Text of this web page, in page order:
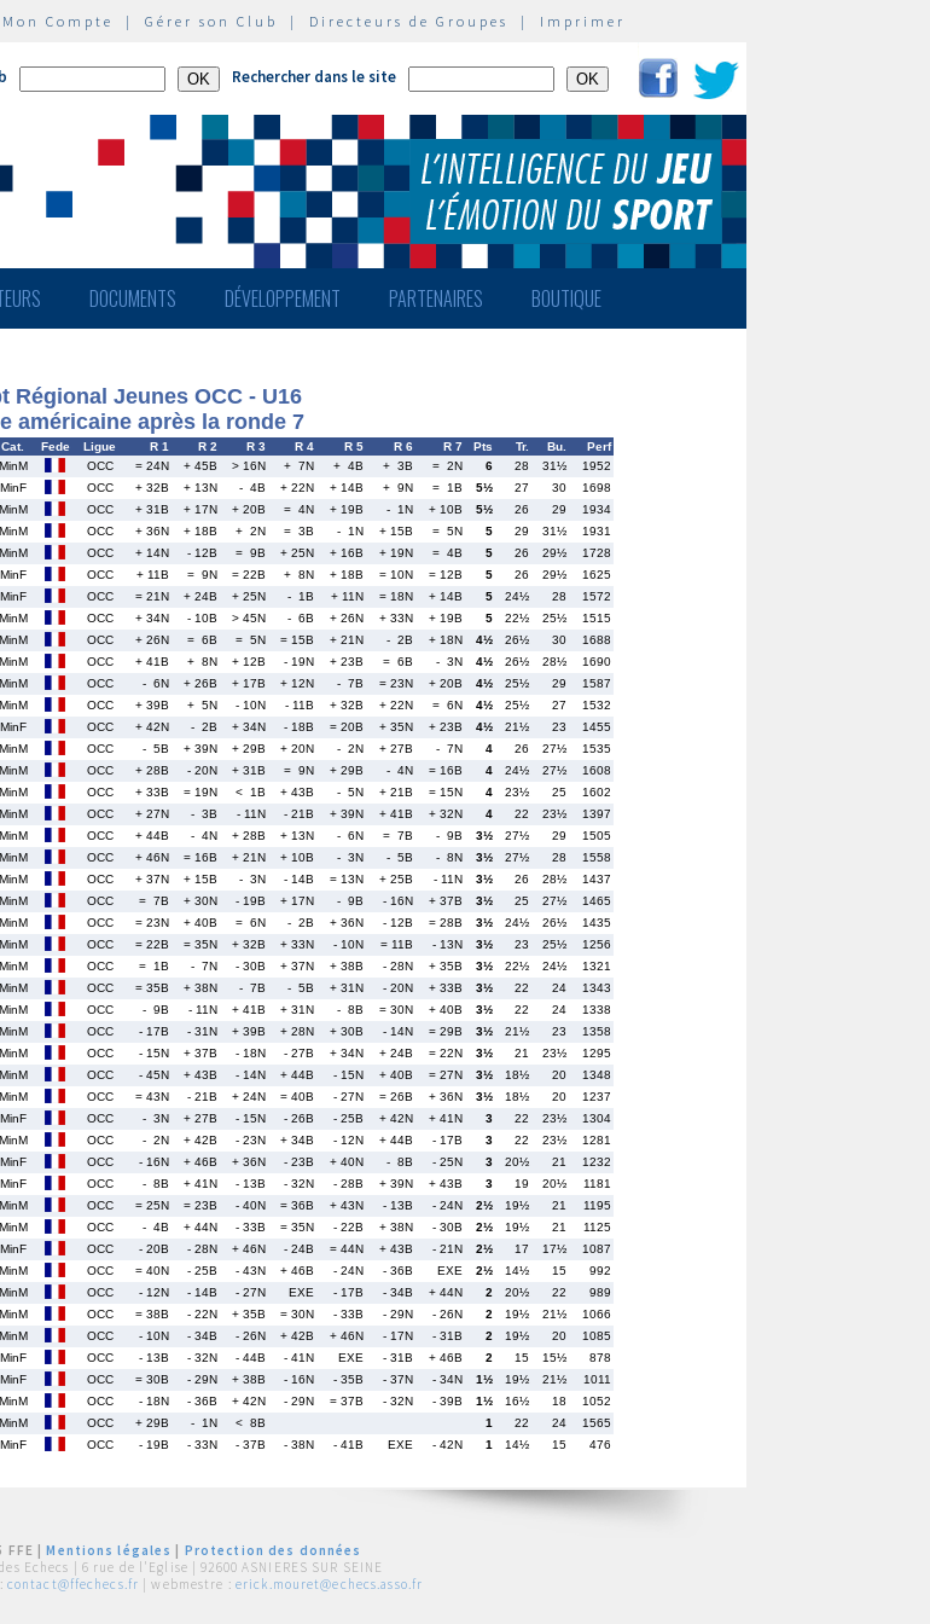
Mon Compte | Gérer son Club | Directeurs de Groupes | Imprimer
Rechercher dans le site
DOCUMENTS DÉVELOPPEMENT PARTENAIRES BOUTIQUE
Régional Jeunes OCC - U16
américaine après la ronde 7
Cat. Fede Ligue R 1 R 2 R 3 R 4 R 5 R 6 R 7 Pts Tr. Bu.
Perf
MinM OCC = 24N + 45B > 16N + 7N + 4B + 3B = 2N 6 28 31½
1952
MinF OCC + 32B + 13N - 4B + 22N + 14B + 9N = 1B 5½ 27 30
1698
MinM OCC + 31B + 17N + 20B = 4N + 19B - 1N + 10B 5½ 26 29
1934
MinM OCC + 36N + 18B + 2N = 3B - 1N + 15B = 5N 5 29 31½
1931
MinM OCC + 14N - 12B = 9B + 25N + 16B + 19N = 4B 5 26 29½
1728
MinF OCC + 11B = 9N = 22B + 8N + 18B = 10N = 12B 5 26 29½
1625
MinF OCC = 21N + 24B + 25N - 1B + 11N = 18N + 14B 5 24½ 28
1572
MinM OCC + 34N - 10B > 45N - 6B + 26N + 33N + 19B 5 22½ 25½
1515
MinM OCC + 26N = 6B = 5N = 15B + 21N - 2B + 18N 4½ 26½ 30
1688
MinM OCC + 41B + 8N + 12B - 19N + 23B = 6B - 3N 4½ 26½ 28½
1690
MinM OCC - 6N + 26B + 17B + 12N - 7B = 23N + 20B 4½ 25½ 29
1587
MinM OCC + 39B + 5N - 10N - 11B + 32B + 22N = 6N 4½ 25½ 27
1532
MinF OCC + 42N - 2B + 34N - 18B = 20B + 35N + 23B 4½ 21½ 23
1455
MinM OCC - 5B + 39N + 29B + 20N - 2N + 27B - 7N 4 26 27½
1535
MinM OCC + 28B - 20N + 31B = 9N + 29B - 4N = 16B 4 24½ 27½
1608
MinM OCC + 33B = 19N < 1B + 43B - 5N + 21B = 15N 4 23½ 25
1602
MinM OCC + 27N - 3B - 11N - 21B + 39N + 41B + 32N 4 22 23½
1397
MinM OCC + 44B - 4N + 28B + 13N - 6N = 7B - 9B 3½ 27½ 29
1505
MinM OCC + 46N = 16B + 21N + 10B - 3N - 5B - 8N 3½ 27½ 28
1558
MinM OCC + 37N + 15B - 3N - 14B = 13N + 25B - 11N 3½ 26 28½
1437
MinM OCC = 7B + 30N - 19B + 17N - 9B - 16N + 37B 3½ 25 27½
1465
MinM OCC = 23N + 40B = 6N - 2B + 36N - 12B = 28B 3½ 24½ 26½
1435
MinM OCC = 22B = 35N + 32B + 33N - 10N = 11B - 13N 3½ 23 25½
1256
MinM OCC = 1B - 7N - 30B + 37N + 38B - 28N + 35B 3½ 22½ 24½
1321
MinM OCC = 35B + 38N - 7B - 5B + 31N - 20N + 33B 3½ 22 24
1343
MinM OCC - 9B - 11N + 41B + 31N - 8B = 30N + 40B 3½ 22 24
1338
MinM OCC - 17B - 31N + 39B + 28N + 30B - 14N = 29B 3½ 21½ 23
1358
MinM OCC - 15N + 37B - 18N - 27B + 34N + 24B = 22N 3½ 21 23½
1295
MinM OCC - 45N + 43B - 14N + 44B - 15N + 40B = 27N 3½ 18½ 20
1348
MinM OCC = 43N - 21B + 24N = 40B - 27N = 26B + 36N 3½ 18½ 20
1237
MinF OCC - 3N + 27B - 15N - 26B - 25B + 42N + 41N 3 22 23½
1304
MinM OCC - 2N + 42B - 23N + 34B - 12N + 44B - 17B 3 22 23½
1281
MinF OCC - 16N + 46B + 36N - 23B + 40N - 8B - 25N 3 20½ 21
1232
MinF OCC - 8B + 41N - 13B - 32N - 28B + 39N + 43B 3 19 20½
1181
MinM OCC = 25N = 23B - 40N = 36B + 43N - 13B - 24N 2½ 19½ 21
1195
MinM OCC - 4B + 44N - 33B = 35N - 22B + 38N - 30B 2½ 19½ 21
1125
MinF OCC - 20B - 28N + 46N - 24B = 44N + 43B - 21N 2½ 17 17½
1087
MinM OCC = 40N - 25B - 43N + 46B - 24N - 36B EXE 2½ 14½ 15
992
MinM OCC - 12N - 14B - 27N EXE - 17B - 34B + 44N 2 20½ 22
989
MinM OCC = 38B - 22N + 35B = 30N - 33B - 29N - 26N 2 19½ 21½
1066
MinM OCC - 10N - 34B - 26N + 42B + 46N - 17N - 31B 2 19½ 20
1085
MinF OCC - 13B - 32N - 44B - 41N EXE - 31B + 46B 2 15 15½
878
MinF OCC = 30B - 29N + 38B - 16N - 35B - 37N - 34N 1½ 19½ 21½
1011
MinM OCC - 18N - 36B + 42N - 29N = 37B - 32N - 39B 1½ 16½ 18
1052
MinM OCC + 29B - 1N < 8B 1 22 24
1565
MinF OCC - 19B - 33N - 37B - 38N - 41B EXE - 42N 1 14½ 15 476
FFE |Mentions légales
Protection des données
Echecs | 6 rue de l'Eglise | 92600 ASNIERES SUR SEINE
contact@ffechecs.fr | webmestre : erick.mouret@echecs.asso.fr